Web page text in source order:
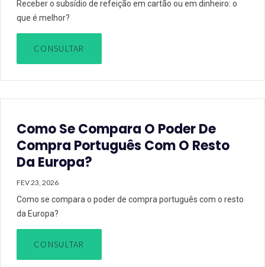
Receber o subsídio de refeição em cartão ou em dinheiro: o
que é melhor?
CONSULTAR
Como Se Compara O Poder De
Compra Português Com O Resto
Da Europa?
FEV 23, 2026
Como se compara o poder de compra português com o resto
da Europa?
CONSULTAR